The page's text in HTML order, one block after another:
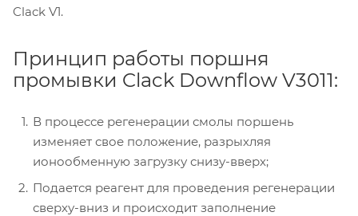
Clack V1.
Принцип работы поршня
промывки Clack Downflow V3011:
В процессе регенерации смолы поршень
изменяет свое положение, разрыхляя
ионообменную загрузку снизу-вверх;
Подается реагент для проведения регенерации
сверху-вниз и происходит заполнение